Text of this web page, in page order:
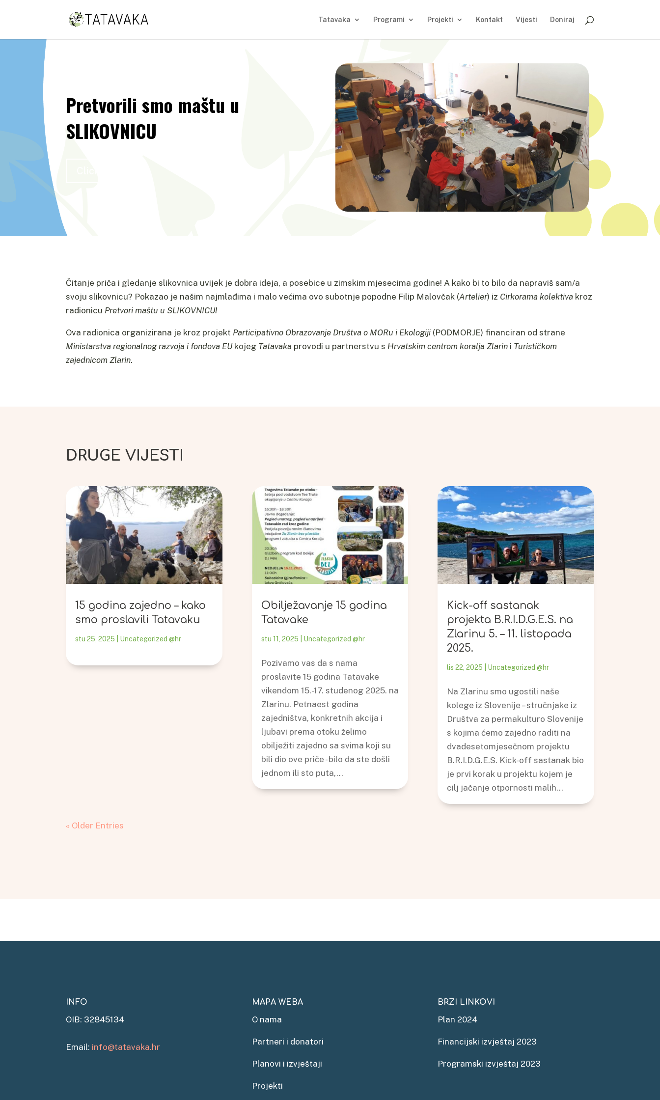
Tatavaka Programi Projekti Kontakt Vijesti Doniraj
Pretvorili smo maštu u
SLIKOVNICU
Čitanje priča i gledanje slikovnica uvijek je dobra ideja, a posebice u zimskim mjesecima godine! A kako bi to bilo da napraviš sam/a
svoju slikovnicu? Pokazao je našim najmlađima i malo većima ovo subotnje popodne Filip Malovčak (Artelier) iz Cirkorama kolektiva kroz
radionicu Pretvori maštu u SLIKOVNICU!
Ova radionica organizirana je kroz projekt Participativno Obrazovanje Društva o MORu i Ekologiji (PODMORJE) financiran od strane
Ministarstva regionalnog razvoja i fondova EUkojeg Tatavaka provodi u partnerstvu s Hrvatskim centrom koralja Zlarin i Turističkom
zajednicom Zlarin.
DRUGE VIJESTI
15 godina zajedno – kako
smo proslavili Tatavaku
stu 25, 2025 Uncategorized @hr
Obilježavanje 15 godina
Tatavake
stu 11, 2025 Uncategorized @hr
Pozivamo vas da s nama
proslavite 15 godina Tatavake
vikendom 15.-17. studenog 2025. na
Zlarinu. Petnaest godina
zajedništva, konkretnih akcija i
ljubavi prema otoku želimo
obilježiti zajedno sa svima koji su
bili dio ove priče - bilo da ste došli
jednom ili sto puta,...
Kick-off sastanak
projekta B.R.I.D.G.E.S. na
Zlarinu 5. – 11. listopada
2025.
lis 22, 2025 Uncategorized @hr
Na Zlarinu smo ugostili naše
kolege iz Slovenije – stručnjake iz
Društva za permakulturo Slovenije
s kojima ćemo zajedno raditi na
dvadesetomjesečnom projektu
B.R.I.D.G.E.S. Kick-off sastanak bio
je prvi korak u projektu kojem je
cilj jačanje otpornosti malih...
« Older Entries
INFO
OIB: 32845134
Email: info@tatavaka.hr
MAPA WEBA
O nama
Partneri i donatori
Planovi i izvještaji
Projekti
BRZI LINKOVI
Plan 2024
Financijski izvještaj 2023
Programski izvještaj 2023